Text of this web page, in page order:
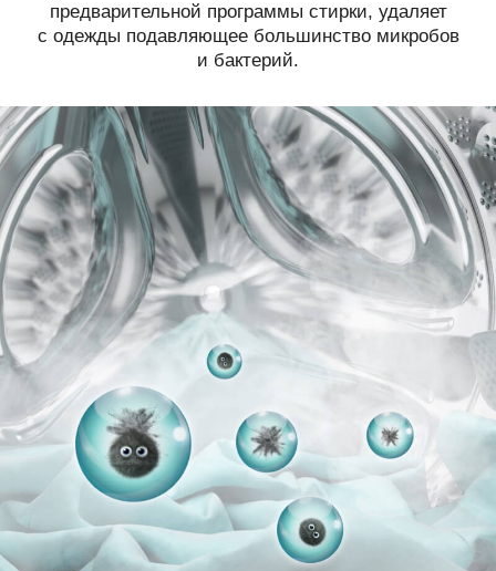
предварительной программы стирки, удаляет
с одежды подавляющее большинство микробов
и бактерий.